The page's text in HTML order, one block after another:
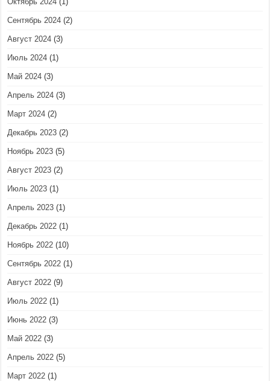
Сентябрь 2024 (2)
Август 2024 (3)
Июль 2024 (1)
Май 2024 (3)
Апрель 2024 (3)
Март 2024 (2)
Декабрь 2023 (2)
Ноябрь 2023 (5)
Август 2023 (2)
Июль 2023 (1)
Апрель 2023 (1)
Декабрь 2022 (1)
Ноябрь 2022 (10)
Сентябрь 2022 (1)
Август 2022 (9)
Июль 2022 (1)
Июнь 2022 (3)
Май 2022 (3)
Апрель 2022 (5)
Март 2022 (1)